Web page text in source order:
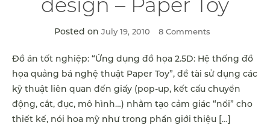
Posted on July 19, 2010 8 Comments
Đồ án tốt nghiệp: “Ứng dụng đồ họa 2.5D: Hệ thống đồ
họa quảng bá nghệ thuật Paper Toy”, đề tài sử dụng các
kỹ thuật liên quan đến giấy (pop-up, kết cấu chuyển
động, cắt, đục, mô hình…) nhằm tạo cảm giác “nổi” cho
thiết kế, nói hoa mỹ như trong phần giới thiệu […]